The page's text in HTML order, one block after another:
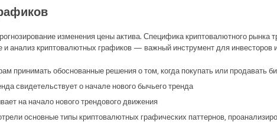
изменения цены актива. Специфика криптовалютного рынка
и анализ криптовалютных графиков — важный инструмент для инвесторов
принимать обоснованные решения о том, когда покупать или продавать
свидетельствует о начале нового бычьего тренда.
на начало нового трендового движения.
основные типы криптовалютных графических паттернов,